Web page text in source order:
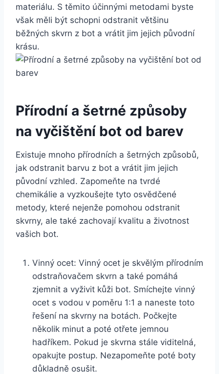
materiálu. S‍ těmito účinnými metodami byste
však⁣ měli být schopni odstranit většinu
běžných ⁤skvrn z bot a ‌vrátit jim jejich původní
krásu.
Přírodní a šetrné ‌způsoby
na vyčištění bot od barev
Existuje ‍mnoho přírodních a šetrných ‍způsobů,
jak odstranit​ barvu‌ z bot‍ a vrátit jim jejich
⁤původní⁣ vzhled. Zapomeňte na tvrdé
chemikálie a vyzkoušejte tyto osvědčené
metody, které nejenže pomohou odstranit
skvrny, ale také zachovají kvalitu a životnost ​
vašich bot.
Vinný ⁣ocet: Vinný ocet ‍je skvělým ⁢přírodním
odstraňovačem skvrn a také pomáhá
zjemnit ⁢a vyživit kůži bot. Smíchejte vinný
ocet s vodou v poměru 1:1 a naneste toto
řešení na skvrny na botách. Počkejte
několik minut a​ poté ‍otřete jemnou
hadříkem. Pokud ​je skvrna ‍stále ⁤viditelná,
opakujte ‍postup. Nezapomeňte poté boty
důkladně osušit.